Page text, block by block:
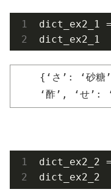
dict_ex2_1
dict_ex2_1
{‘さ’: ‘砂
‘酢’, ‘せ’:
dict_ex2_2
dict_ex2_2